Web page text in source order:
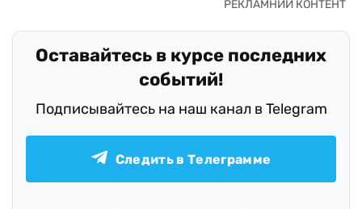
Оставайтесь в курсе последних
событий!
Подписывайтесь на наш канал в Telegram
Следить в Телеграмме